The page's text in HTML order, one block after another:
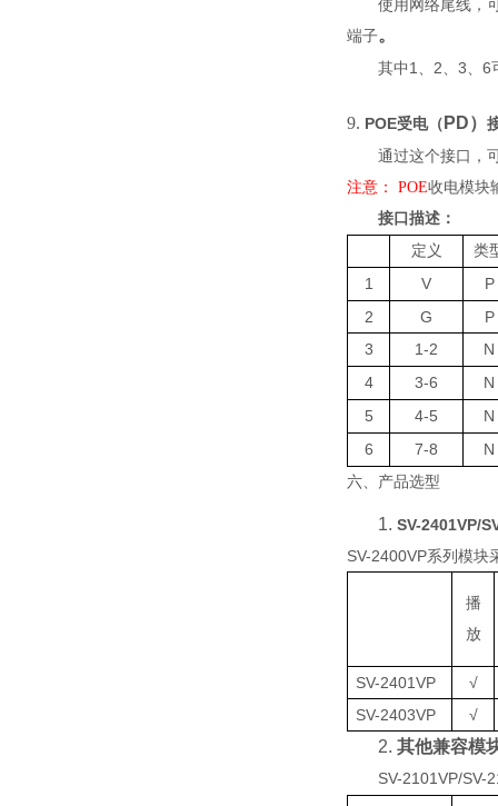
使用网络尾线，
端子。
其中 1 、 2、 3、 6
9. POE受电（ PD）
通过这个接口，
注意 ： POE收电模块
接口描述：
定义
类
1 V
P
2
G
P
3
1-2
N
4
3-6
N
5
4-5
N
6
7-8 N
六、产品选型
1. SV-2401VP/
SV-2400VP系列模块
播
放
SV-2401VP
√
SV-2403VP
√
2. 其他兼容模
SV-2101VP/SV-